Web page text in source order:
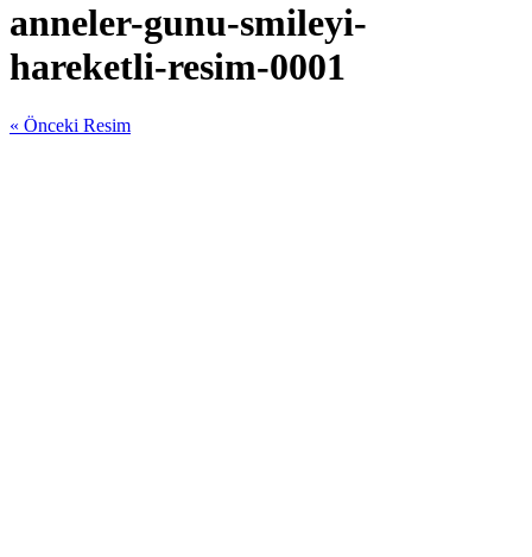
anneler-gunu-smileyi-
hareketli-resim-0001
« Önceki Resim